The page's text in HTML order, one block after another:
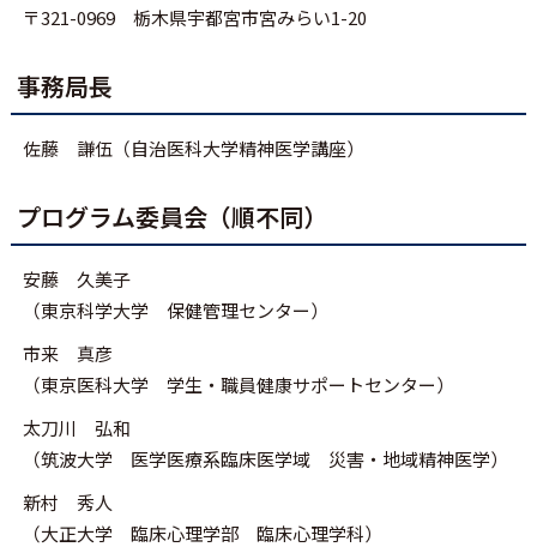
〒321-0969 栃木県宇都宮市宮みらい1-20
事務局長
佐藤 謙伍（自治医科大学精神医学講座）
プログラム委員会（順不同）
安藤 久美子
（東京科学大学 保健管理センター）
市来 真彦
（東京医科大学 学生・職員健康サポートセンター）
太刀川 弘和
（筑波大学 医学医療系臨床医学域 災害・地域精神医学）
新村 秀人
（大正大学 臨床心理学部 臨床心理学科）